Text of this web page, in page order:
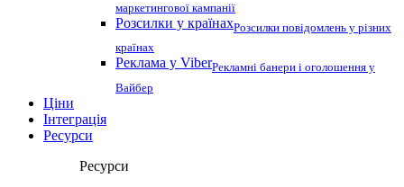
маркетингової кампанії
Розсилки у країнахРозсилки повідомлень у різних
країнах
Реклама у ViberРекламні банери і оголошення у
Вайбер
Ціни
Інтеграція
Ресурси
Ресурси